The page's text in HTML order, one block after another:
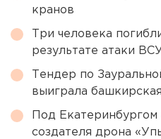
кранов
Три человека
результате атаки
Тендер по
выиграла
Под
создателя дрона